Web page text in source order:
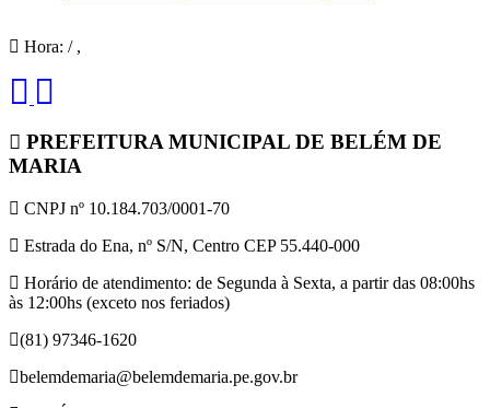
Hora: / ,
PREFEITURA MUNICIPAL DE BELÉM DE
MARIA
CNPJ nº 10.184.703/0001-70
Estrada do Ena, nº S/N, Centro CEP 55.440-000
Horário de atendimento: de Segunda à Sexta, a partir das 08:00hs
às 12:00hs (exceto nos feriados)
(81) 97346-1620
belemdemaria@belemdemaria.pe.gov.br